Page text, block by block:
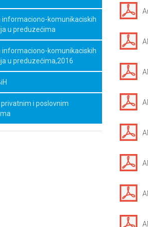
informaciono-komunikaciskih
u preduzećima
informaciono-komunikaciskih
u preduzećima,2016
i poslovnim